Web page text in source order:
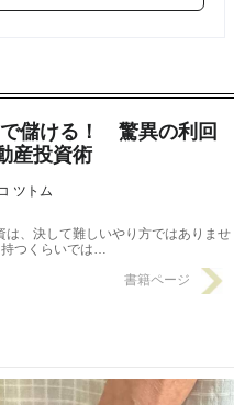
で儲ける！ 驚異の利回
産投資術
ツトム
は、決して難しいやり方ではありませ
つくらいでは…
書籍ページ